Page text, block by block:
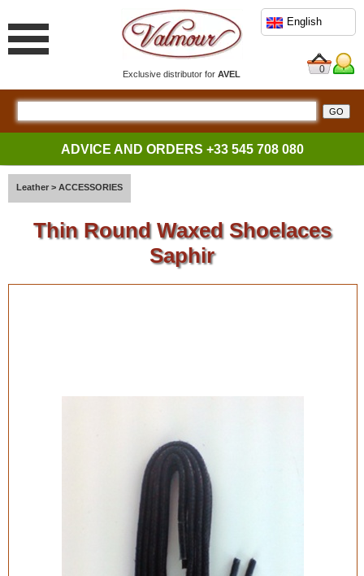
Exclusive distributor forAVEL
English
0
ADVICE AND ORDERS +33 545 708 080
Leather > ACCESSORIES
Thin Round Waxed Shoelaces
Saphir